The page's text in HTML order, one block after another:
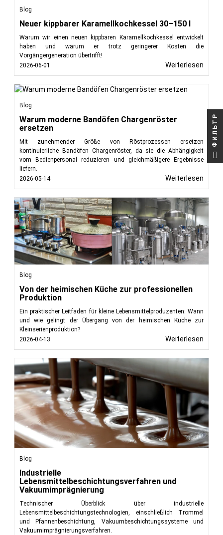
Blog
Neuer kippbarer Karamellkochkessel 30–150 l
Warum wir einen neuen kippbaren Karamellkochkessel entwickelt
haben und warum er trotz geringerer Kosten die
Vorgängergeneration übertrifft!
2026-06-01
Weiterlesen
Blog
Warum moderne Bandöfen Chargenröster
ersetzen
Mit zunehmender Größe von Röstprozessen ersetzen
kontinuierliche Bandöfen Chargenröster, da sie die Abhängigkeit
vom Bedienpersonal reduzieren und gleichmäßigere Ergebnisse
liefern.
2026-05-14
Weiterlesen
Blog
Von der heimischen Küche zur professionellen
Produktion
Ein praktischer Leitfaden für kleine Lebensmittelproduzenten: Wann
und wie gelingt der Übergang von der heimischen Küche zur
Kleinserienproduktion?
2026-04-13
Weiterlesen
Blog
Industrielle
Lebensmittelbeschichtungsverfahren und
Vakuumimprägnierung
Technischer Überblick über industrielle
Lebensmittelbeschichtungstechnologien, einschließlich Trommel
und Pfannenbeschichtung, Vakuumbeschichtungssysteme und
Vakuumimprägnierungsverfahren.
ФИЛЬТР